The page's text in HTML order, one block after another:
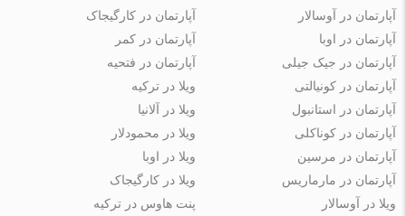
آپارتمان در آوسالار
آپارتمان در اوبا
آپارتمان در جیک جیلی
آپارتمان در کارگیجاک
آپارتمان در کمر
آپارتمان در فتحیه
آپارتمان در کونیالتی
آپارتمان در استانبول
آپارتمان در کوناکلی
آپارتمان در مرسین
آپارتمان در مارماریس
ویلا در ترکیه
ویلا در آلانیا
ویلا در محمودلار
ویلا در اوبا
ویلا در کارگیجاک
ویلا در آوسالار
پنت هاوس در ترکیه